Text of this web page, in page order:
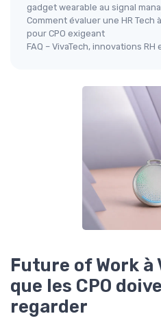
gadget wearable au signal
Comment évaluer une HR Tech
pour CPO exigeant
FAQ – VivaTech, innovations
Future of Work à
que les CPO
regarder